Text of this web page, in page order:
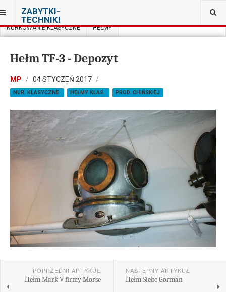
ZABYTKI-
TECHNIKI
JESTEŚ TUTAJ:
NURKOWANIE KLASYCZNE HEŁMY
Hełm TF-3 - Depozyt
MP 04 STYCZEŃ 2017
NUR. KLASYCZNE HEŁMY KLAS. PROD. CHIŃSKIEJ
POPRZEDNI ARTYKUŁ
Hełm Mark V firmy Morse
NASTĘPNY ARTYKUŁ
Hełm Siebe Gorman